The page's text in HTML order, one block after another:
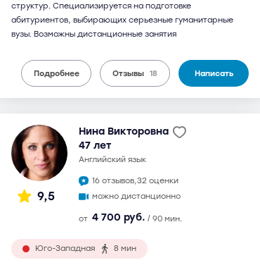
структур. Специализируется на подготовке
абитуриентов, выбирающих серьезные гуманитарные
вузы. Возможны дистанционные занятия
Подробнее Отзывы 18 Написать
9,5
Нина Викторовна
47 лет
английский язык
16 отзывов,32 оценки
можно дистанционно
от 4 700 руб. / 90 мин.
Юго-Западная 8 мин